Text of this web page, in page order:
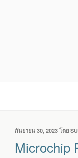
เขียน
ที่
กันยายน 30, 2023 โดย
Microchip